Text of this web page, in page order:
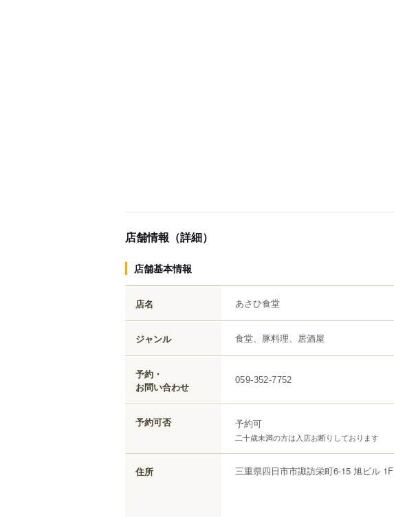
店舗情報（詳細）
店舗基本情報
店名 あさひ食堂
ジャンル 食堂、豚料理、居酒屋
予約・
お問い合わせ
059-352-7752
予約可否 予約可
二十歳未満の方は入店お断りしております
住所 三重県四日市市諏訪栄町6-15 旭ビル 1F